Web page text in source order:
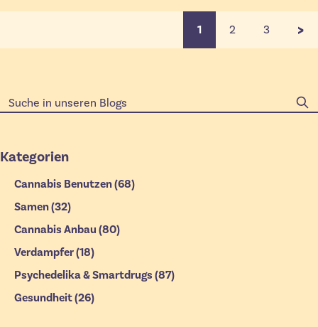
Sie lesen gerade die
1 Seite
2 Seite
3 >
Kategorien
Cannabis Benutzen(68)
Samen(32)
Cannabis Anbau (80)
Verdampfer(18)
Psychedelika & Smartdrugs (87)
Gesundheit(26)